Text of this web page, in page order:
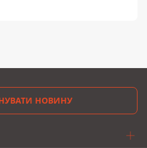
НОВИНУ